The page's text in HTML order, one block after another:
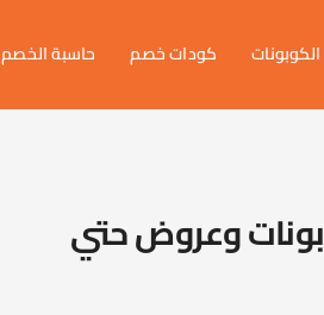
كودات خصم حاسبة الخصم
العمر 2026 : كوبونات وعروض حتي